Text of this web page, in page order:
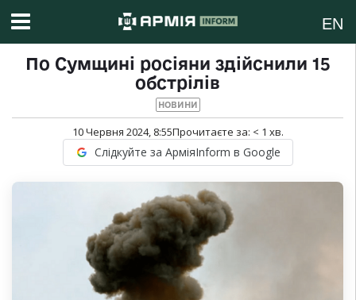
EN
По Сумщині росіяни здійснили 15
обстрілів
НОВИНИ
10 Червня 2024, 8:55Прочитаєте за: < 1 хв.
Слідкуйте за АрміяInform в Google